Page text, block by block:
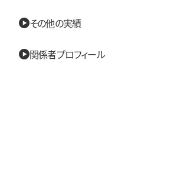
その他の実績
関係者プロフィール